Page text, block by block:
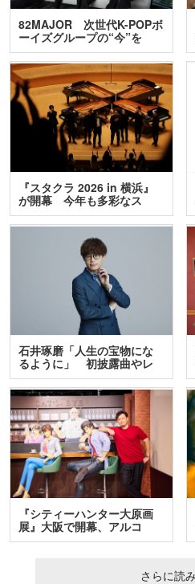
82MAJOR 次世代K-POPボ
ーイズグループの“今”を
訊…
『スタクラ 2026 in 横浜』
が開幕 今年も多彩なス
テ…
石井琢磨「人生の宝物にな
るように」 初披露曲やレ
ア…
『シティーハンター大原画
展』大阪で開幕、アルコ
＆…
さらに読